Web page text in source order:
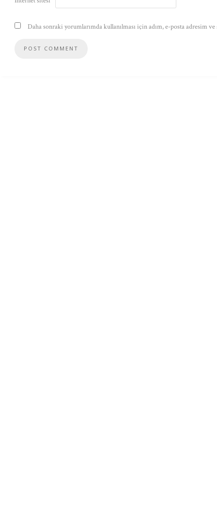
Daha sonraki yorumlarımda kullanılması için adım, e-posta adresim